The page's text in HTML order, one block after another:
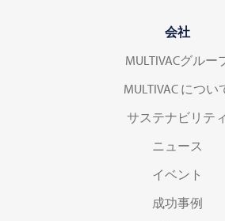
会社
MULTIVACグルー
MULTIVAC につい
サステナビリティ
ニュース
イベント
成功事例